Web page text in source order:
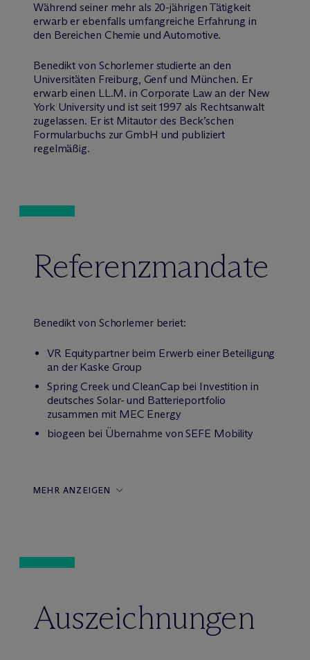
Während seiner mehr als 20-jährigen Tätigkeit
erwarb er ebenfalls umfangreiche Erfahrung in
den Bereichen Chemie und Automotive.
Benedikt von Schorlemer studierte an den
Universitäten Freiburg, Genf und München. Er
erwarb einen LL.M. in Corporate Law an der New
York University und ist seit 1997 als Rechtsanwalt
zugelassen. Er ist Mitautor des Beck’schen
Formularbuchs zur GmbH und publiziert
regelmäßig.
Referenzmandate
Benedikt von Schorlemer beriet:
VR Equitypartner beim Erwerb einer Beteiligung
an der Kaske Group
Spring Creek und CleanCap bei Investition in
deutsches Solar- und Batterieportfolio
zusammen mit MEC Energy
biogeen bei Übernahme von SEFE Mobility
MEHR ANZEIGEN
Auszeichnungen